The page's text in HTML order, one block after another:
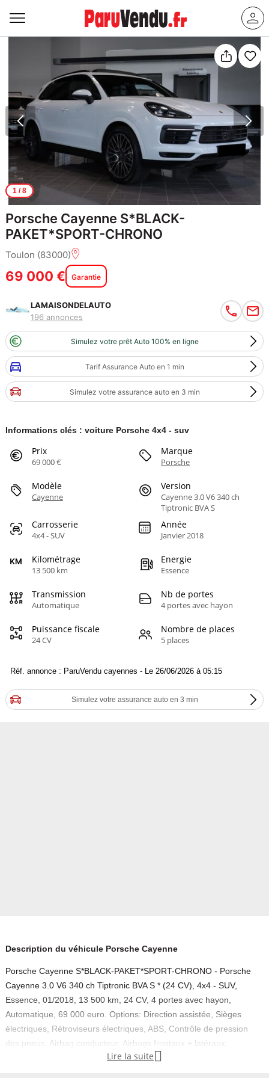
1/ 8
Porsche Cayenne S*BLACK-
PAKET*SPORT-CHRONO
Toulon (83000)
69 000 € Garantie
LAMAISONDELAUTO
196 annonces
Simulez votre prêt Auto 100% en ligne
Tarif Assurance Auto en 1 min
Simulez votre assurance auto en 3 min
Informations clés : voiture Porsche 4x4 - suv
Prix
69 000 €
Marque
Porsche
Modèle
Cayenne
Version
Cayenne 3.0 V6 340 ch
Tiptronic BVA S
Carrosserie
4x4 - SUV
Année
Janvier 2018
Kilométrage
13 500 km
Energie
Essence
Transmission
Automatique
Nb de portes
4 portes avec hayon
Puissance fiscale
24 CV
Nombre de places
5 places
Réf. annonce : ParuVendu cayennes - Le 26/06/2026 à 05:15
Simulez votre assurance auto en 3 min
Description du véhicule Porsche Cayenne
Porsche Cayenne S*BLACK-PAKET*SPORT-CHRONO - Porsche
Cayenne 3.0 V6 340 ch Tiptronic BVA S * (24 CV), 4x4 - SUV,
Essence, 01/2018, 13 500 km, 24 CV, 4 portes avec hayon,
Automatique, 69 000 euro. Options: Direction assistée, Sièges
électriques, Rétroviseurs électriques, ABS, Contrôle de pression
des pneus, Airbag conducteur, Airbags frontaux + latéraux,
Lire la suite 